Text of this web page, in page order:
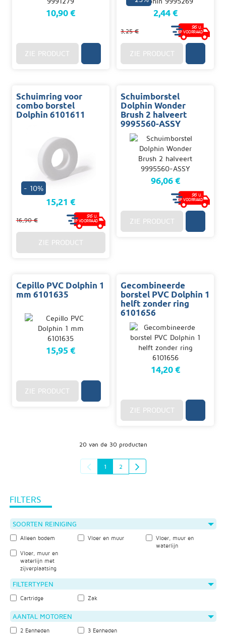
10,90 €
ZIE PRODUCT
2,44 €
3,25 €
96U.
OP VOORRAAD
ZIE PRODUCT
Schuimring voor
combo borstel
Dolphin 6101611
- 10%
15,21 €
16,90 €
96 U.
OP VOORRAAD
ZIE PRODUCT
Schuimborstel
Dolphin Wonder
Brush 2 halveert
9995560-ASSY
96,06 €
96U.
OP VOORRAAD
ZIE PRODUCT
Cepillo PVC Dolphin 1
mm 6101635
15,95 €
ZIE PRODUCT
Gecombineerde
borstel PVC Dolphin 1
helft zonder ring
6101656
14,20 €
ZIE PRODUCT
20 van de 30 producten
1 2
FILTERS
SOORTEN REINIGING
Alleen bodem Vloer en muur
Vloer, muur en
waterlijn
Vloer, muur en
waterlijn met
zijverplaatsing
FILTERTYPEN
Cartridge Zak
AANTAL MOTOREN
2 Eenheden 3 Eenheden